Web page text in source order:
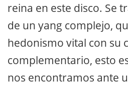
reina en este disco. Se
de un yang complejo,
hedonismo vital con su
complementario, esto
nos encontramos ante